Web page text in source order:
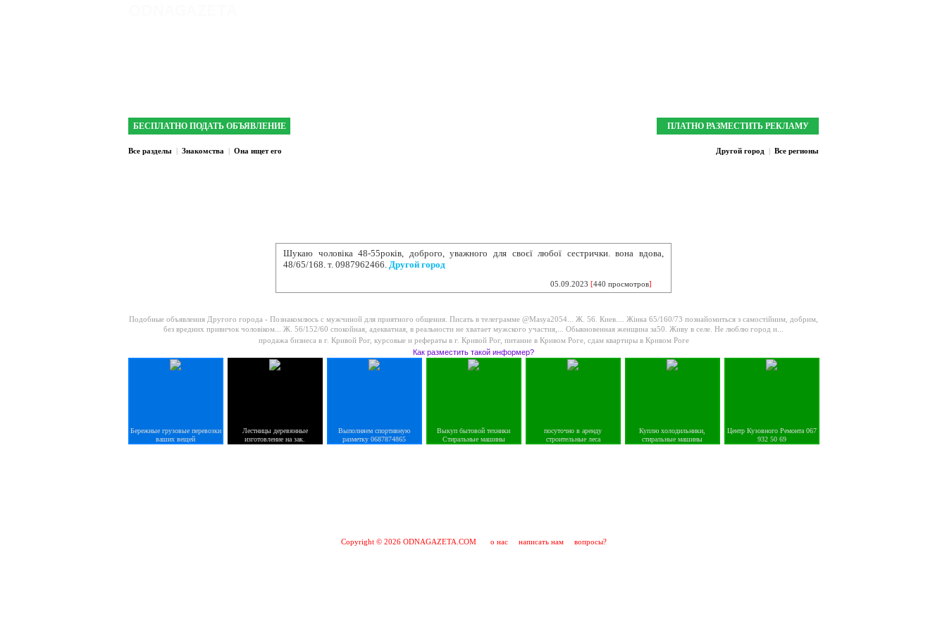
БЕСПЛАТНО ПОДАТЬ ОБЪЯВЛЕНИЕ ПЛАТНО РАЗМЕСТИТЬ РЕКЛАМУ
Все разделы | Знакомства | Она ищет его Другой город | Все регионы
Шукаю чоловіка 48-55років, доброго, уважного для своєї любої сестрички. вона вдова,
48/65/168. т. 0987962466. Другой город
05.09.2023 [440 просмотров]
Подобные объявления Другого города - Познакомлюсь с мужчиной для приятного общения. Писать в телеграмме @Masya2054... Ж. 56. Киев.... Жінка 65/160/73 познайомиться з самостійним, добрим,
без вредних привичок чоловіком... Ж. 56/152/60 спокойная, адекватная, в реальности не хватает мужского участия,... Обыкновенная женщина за50. Живу в селе. Не люблю город и...
продажа бизнеса в г. Кривой Рог, курсовые и рефераты в г. Кривой Рог, питание в Кривом Роге, сдам квартиры в Кривом Роге
Как разместить такой информер?
Бережные грузовые перевозки
ваших вещей
Лестницы деревянные
изготовление на зак.
Выполняем спортивную
разметку 0687874865
Выкуп бытовой техники
Стиральные машины
посуточно в аренду
строительные леса
Куплю холодильники,
стиральные машины
Центр Кузовного Ремонта 067
932 50 69
Copyright © 2026 ODNAGAZETA.COM о нас написать нам вопросы?